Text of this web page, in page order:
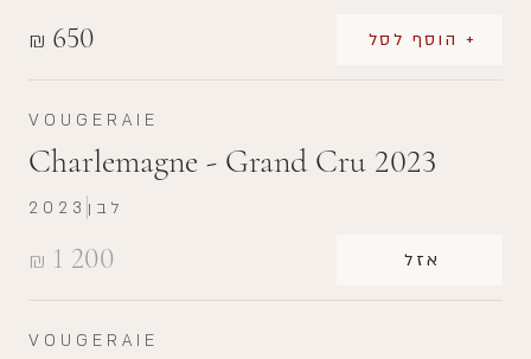
₪ 650 + הוסף לסל
VOUGERAIE
Charlemagne - Grand Cru 2023
₪ 1 200 אזל
2023 לבן
VOUGERAIE